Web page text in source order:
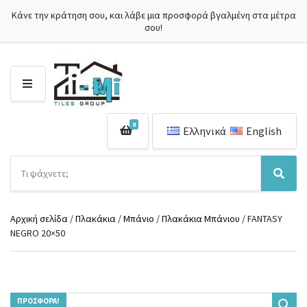
Κάνε την κράτηση σου, και λάβε μια προσφορά βγαλμένη στα μέτρα
σου!
Μ
Ε
ν
μ
α
κ
α
ή
τ
Α
ν
ζ
τ
0 Ελληνικά English
Αρχική σελίδα /Πλακάκια /Μπάνιο /Πλακάκια Μπάνιου / FANTASY
NEGRO 20×50
ΠΡΟΣΦΟΡΆ!